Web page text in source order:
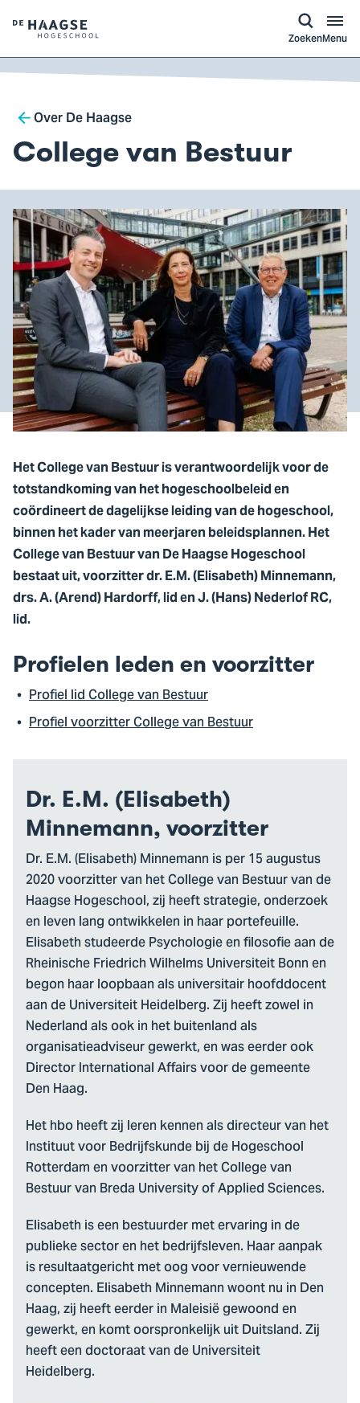
Logo
van
De
Hogeschool,
ga
naar
de
homepagina
ZoekenMenu
Breadcrumb
Over De Haagse
College van Bestuur
Het College van Bestuur is verantwoordelijk voor de
totstandkoming van het hogeschoolbeleid en
coördineert de dagelijkse leiding van de hogeschool,
binnen het kader van meerjaren beleidsplannen. Het
College van Bestuur van De Haagse Hogeschool
bestaat uit, voorzitter dr. E.M. (Elisabeth) Minnemann,
drs. A. (Arend) Hardorff, lid en J. (Hans) Nederlof RC,
lid.
Profielen leden en voorzitter
Profiel lid College van Bestuur
Profiel voorzitter College van Bestuur
Dr. E.M. (Elisabeth)
Minnemann, voorzitter
Dr. E.M. (Elisabeth) Minnemann is per 15 augustus
2020 voorzitter van het College van Bestuur van de
Haagse Hogeschool, zij heeft strategie, onderzoek
en leven lang ontwikkelen in haar portefeuille.
Elisabeth studeerde Psychologie en filosofie aan de
Rheinische Friedrich Wilhelms Universiteit Bonn en
begon haar loopbaan als universitair hoofddocent
aan de Universiteit Heidelberg. Zij heeft zowel in
Nederland als ook in het buitenland als
organisatieadviseur gewerkt, en was eerder ook
Director International Affairs voor de gemeente
Den Haag.
Het hbo heeft zij leren kennen als directeur van het
Instituut voor Bedrijfskunde bij de Hogeschool
Rotterdam en voorzitter van het College van
Bestuur van Breda University of Applied Sciences.
Elisabeth is een bestuurder met ervaring in de
publieke sector en het bedrijfsleven. Haar aanpak
is resultaatgericht met oog voor vernieuwende
concepten. Elisabeth Minnemann woont nu in Den
Haag, zij heeft eerder in Maleisië gewoond en
gewerkt, en komt oorspronkelijk uit Duitsland. Zij
heeft een doctoraat van de Universiteit
Heidelberg.